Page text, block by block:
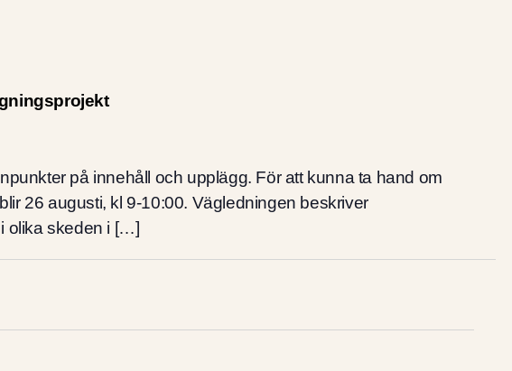
på innehåll och upplägg. För att kunna ta hand om
26 augusti, kl 9-10:00. Vägledningen beskriver
olika skeden i […]